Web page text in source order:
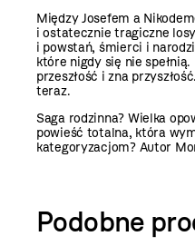
Między Josefem a
i ostatecznie tragiczne
i powstań, śmierci i
które nigdy się nie
przeszłość i zna
teraz.
Saga rodzinna? Wielka
powieść totalna, która
kategoryzacjom? Autor
Podobne